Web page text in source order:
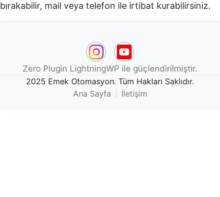
bırakabilir, mail veya telefon ile irtibat kurabilirsiniz.
Zero Plugin LightningWP ile güçlendirilmiştir.
2025 Emek Otomasyon. Tüm Hakları Saklıdır.
Ana Sayfa
İletişim